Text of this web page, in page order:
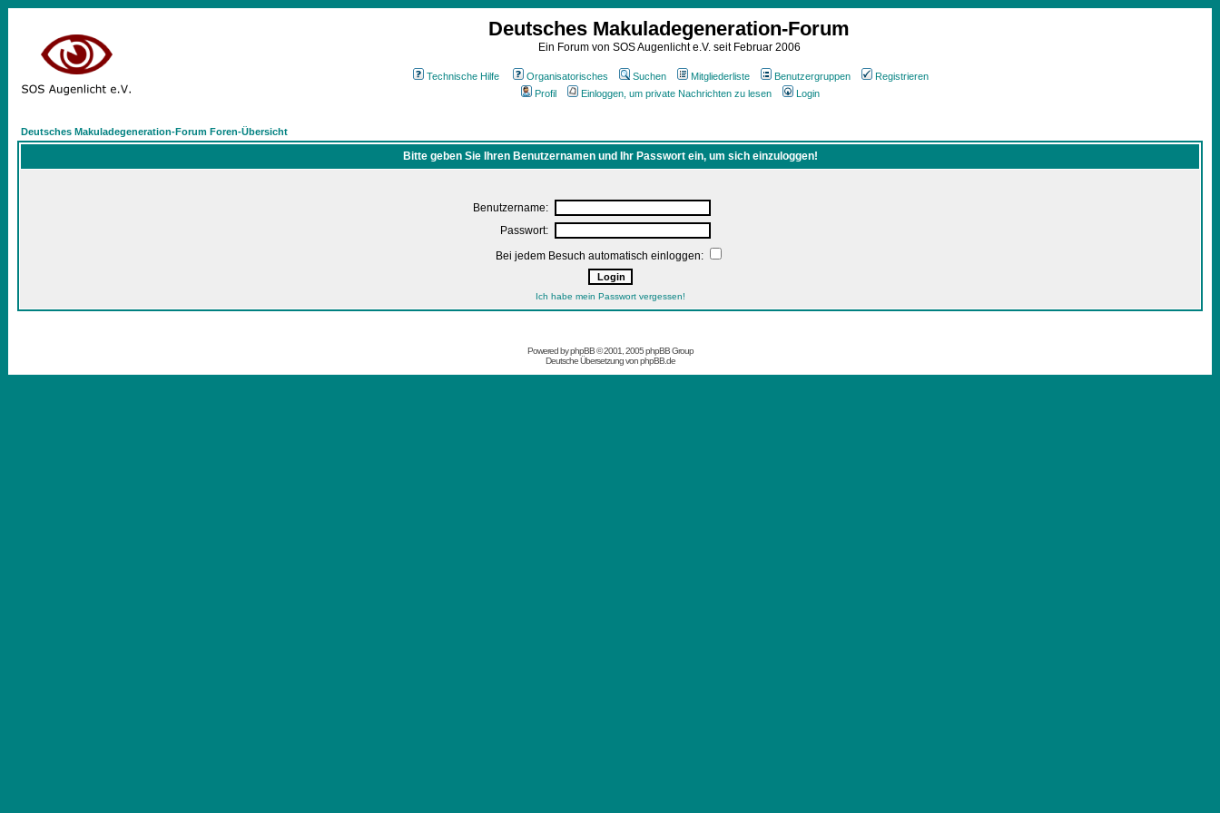
Deutsches Makuladegeneration-Forum
Ein Forum von SOS Augenlicht e.V. seit Februar 2006
Technische Hilfe Organisatorisches Suchen Mitgliederliste Benutzergruppen
Registrieren
Profil
Einloggen, um private Nachrichten zu lesen Login
Deutsches Makuladegeneration-Forum Foren-Übersicht
Bitte geben Sie Ihren Benutzernamen und Ihr Passwort ein, um sich einzuloggen!
Benutzername:
Passwort:
Bei jedem Besuch automatisch einloggen:
Ich habe mein Passwort vergessen!
Powered byphpBB© 2001, 2005 phpBB Group
Deutsche Übersetzung vonphpBB.de